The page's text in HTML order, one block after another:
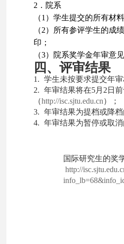
2 ．院系
（1）学生提交的所有材
（2）所有参评学生的成
印；
（3）院系奖学金年审意
四、评审结果
1. 学生未按要求提交年
2. 年审结果将在5月2日
（http://isc.sjtu.edu.cn）；
3. 年审结果为提档或降
4. 年审结果为暂停或取
国际研究生的奖
http://